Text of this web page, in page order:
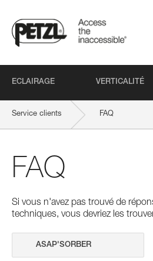
ECLAIRAGE VERTICALITÉ
Service clients FAQ
FAQ
Si vous n'avez pas trouvé de
techniques, vous devriez les